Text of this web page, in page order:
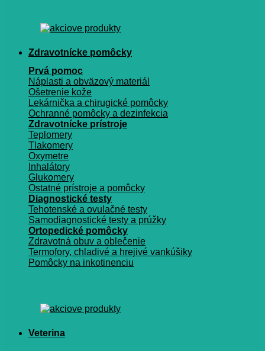
Zdravotnícke pomôcky
Prvá pomoc
Náplasti a obväzový materiál
Ošetrenie kože
Lekárnička a chirugické pomôcky
Ochranné pomôcky a dezinfekcia
Zdravotnícke prístroje
Teplomery
Tlakomery
Oxymetre
Inhalátory
Glukomery
Ostatné prístroje a pomôcky
Diagnostické testy
Tehotenské a ovulačné testy
Samodiagnostické testy a prúžky
Ortopedické pomôcky
Zdravotná obuv a oblečenie
Termofory, chladivé a hrejivé vankúšiky
Pomôcky na inkotinenciu
Veterina